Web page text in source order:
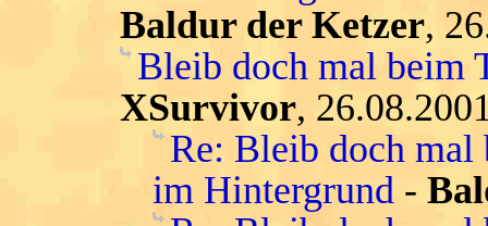
Baldur der Ketzer,
Bleib doch mal beim
XSurvivor,
Re: Bleib doch mal
im Hintergrund -